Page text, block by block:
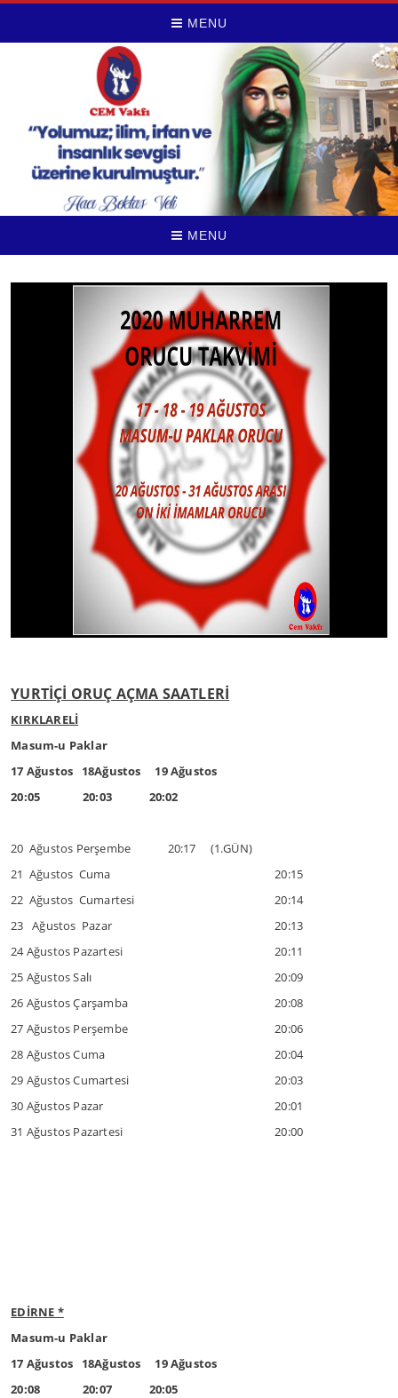
MENU
MENU
YURTİÇİ ORUÇ AÇMA SAATLERİ
KIRKLARELİ
Masum-u Paklar
17 Ağustos 18Ağustos 19 Ağustos
20:05 20:03 20:02
20 Ağustos Perşembe 20:17 (1.GÜN)
21 Ağustos Cuma
20:15
22 Ağustos Cumartesi
20:14
23 Ağustos Pazar
20:13
24 Ağustos Pazartesi
20:11
25 Ağustos Salı
20:09
26 Ağustos Çarşamba
20:08
27 Ağustos Perşembe
20:06
28 Ağustos Cuma
20:04
29 Ağustos Cumartesi
20:03
30 Ağustos Pazar
20:01
31 Ağustos Pazartesi
20:00
EDİRNE *
Masum-u Paklar
17 Ağustos 18Ağustos 19 Ağustos
20:08 20:07 20:05